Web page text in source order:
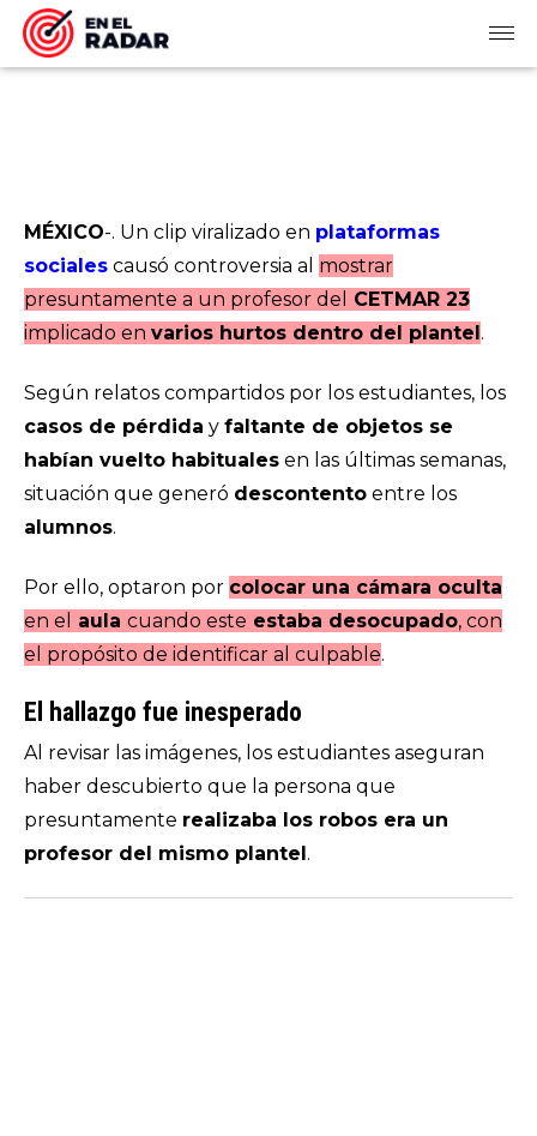
MÉXICO-. Un clip viralizado en plataformas
sociales causó controversia al mostrar
presuntamente a un profesor del
CETMAR 23
implicado en varios hurtos dentro del plantel.
Según relatos compartidos por los estudiantes, los
casos de pérdida y faltante de objetos se
habían vuelto habituales en las últimas semanas,
situación que generó descontento entre los
alumnos.
Por ello, optaron por colocar una cámara oculta
en el
aula cuando este estaba desocupado, con
el propósito de identificar al culpable.
El hallazgo fue inesperado
Al revisar las imágenes, los estudiantes aseguran
haber descubierto que la persona que
presuntamente realizaba los robos era un
profesor del mismo plantel.